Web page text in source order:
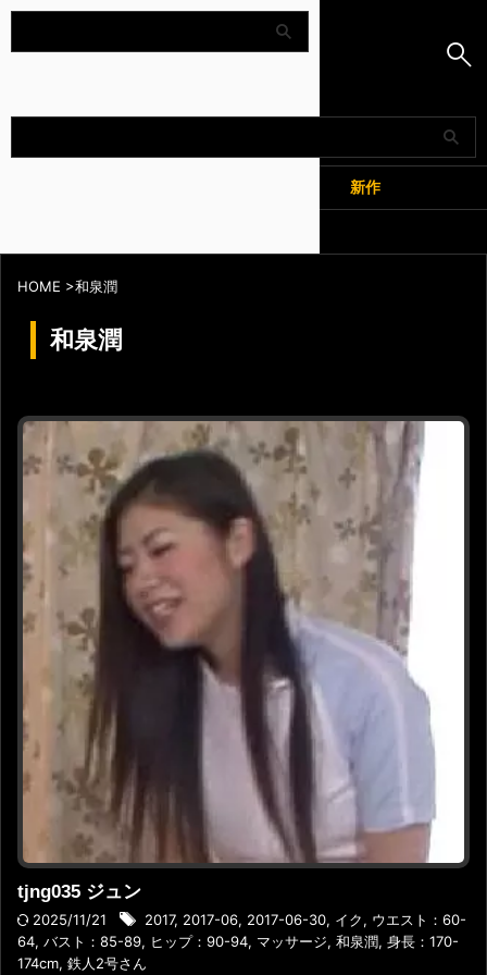
Amapedia
新作
HOME >和泉潤
和泉潤
tjng035 ジュン
2025/11/21 2017, 2017-06, 2017-06-30, イク, ウエスト：60-
64, バスト：85-89, ヒップ：90-94, マッサージ, 和泉潤, 身長：170-
174cm, 鉄人2号さん